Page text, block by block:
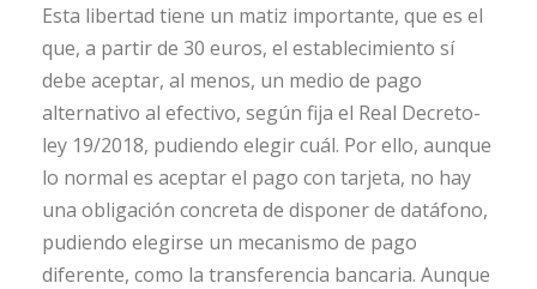
Esta libertad tiene un matiz importante, que es el
que, a partir de 30 euros, el establecimiento sí
debe aceptar, al menos, un medio de pago
alternativo al efectivo, según fija el Real Decreto-
ley 19/2018, pudiendo elegir cuál. Por ello, aunque
lo normal es aceptar el pago con tarjeta, no hay
una obligación concreta de disponer de datáfono,
pudiendo elegirse un mecanismo de pago
diferente, como la transferencia bancaria. Aunque